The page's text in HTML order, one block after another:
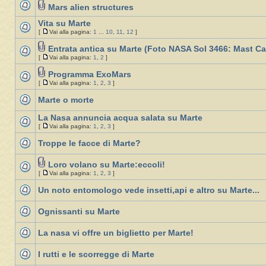
Mars alien structures
Vita su Marte
[ Vai alla pagina: 1 ... 10, 11, 12 ]
Entrata antica su Marte (Foto NASA Sol 3466: Mast
[ Vai alla pagina: 1, 2 ]
Programma ExoMars
[ Vai alla pagina: 1, 2, 3 ]
Marte o morte
La Nasa annuncia acqua salata su Marte
[ Vai alla pagina: 1, 2, 3 ]
Troppe le facce di Marte?
Loro volano su Marte:eccoli!
[ Vai alla pagina: 1, 2, 3 ]
Un noto entomologo vede insetti,api e altro su Marte...
Ognissanti su Marte
La nasa vi offre un biglietto per Marte!
I rutti e le scorregge di Marte